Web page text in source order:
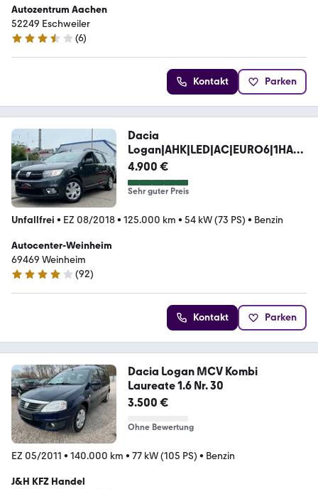
Autozentrum Aachen
52249 Eschweiler
3.4 Sterne
(6)
Kontakt Parken
Dacia
Logan|AHK|LED|AC|EURO6|1HAN
D|SCHECKHEFT|
4.900 €
Sehr guter Preis
Unfallfrei • EZ 08/2018• 125.000 km • 54 kW (73 PS) • Benzin
Autocenter-Weinheim
69469 Weinheim
4.2 Sterne
(92)
Kontakt Parken
Dacia Logan MCV Kombi
Laureate 1.6 Nr. 30
3.500 €
Ohne Bewertung
EZ 05/2011 • 140.000 km • 77 kW (105 PS) • Benzin
J&H KFZ Handel